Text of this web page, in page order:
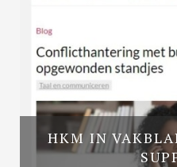
HKM IN